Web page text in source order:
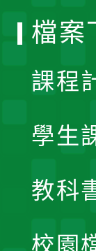
檔案
課程
學生
教科
校園